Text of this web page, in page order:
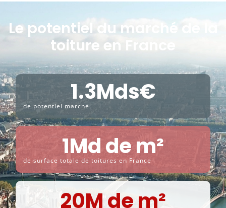
Le potentiel du marché de la
toiture en France
de potentiel marché
1.3Mds€
de surface totale de toitures en France
1Md de m²
20M de m²